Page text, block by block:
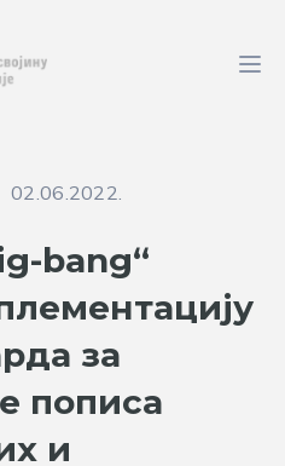
02.06.2022.
bang“
за
пописа
и